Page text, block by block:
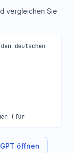
vergleichen Sie
deutschen
(für
öffnen